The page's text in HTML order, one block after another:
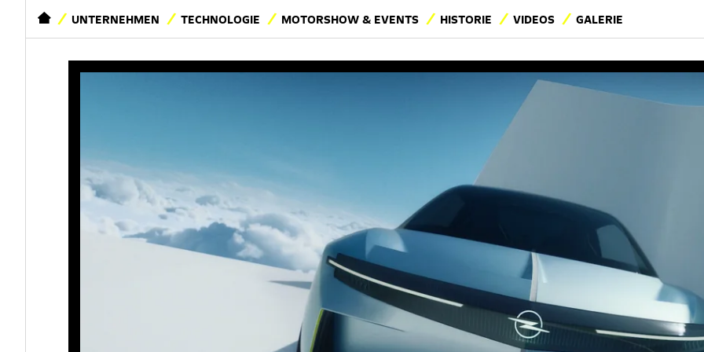
STARTSEITEUNTERNEHMEN TECHNOLOGIE MOTORSHOW & EVENTS HISTORIE VIDEOS GALERIE